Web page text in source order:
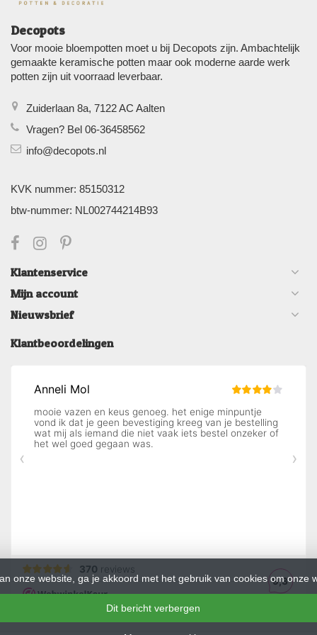
Decopots
Voor mooie bloempotten moet u bij Decopots zijn. Ambachtelijk
gemaakte keramische potten maar ook moderne aarde werk
potten zijn uit voorraad leverbaar.
Zuiderlaan 8a, 7122 AC Aalten
Vragen? Bel 06-36458562
info@decopots.nl
KVK nummer: 85150312
btw-nummer: NL002744214B93
Klantenservice
Mijn account
Nieuwsbrief
Klantbeoordelingen
onze website, ga je akkoord met het gebruik van cookies om onze
Dit bericht verbergen